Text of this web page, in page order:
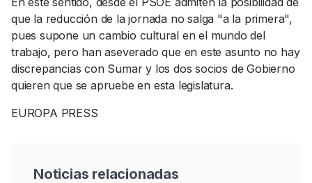
que la reducción de la jornada no salga "a la primera",
pues supone un cambio cultural en el mundo del
trabajo, pero han aseverado que en este asunto no hay
discrepancias con Sumar y los dos socios de Gobierno
quieren que se apruebe en esta legislatura.
EUROPA PRESS
Noticias relacionadas